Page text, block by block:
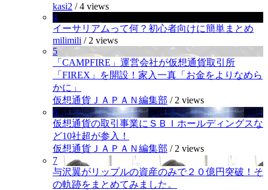
kasi2 /4 views
4
イーサリアムって何？初心者向けに簡単まとめ
milimili / 2 views
5
「CAMPFIRE」運営会社が仮想通貨取引所
「FIREX」を開設！家入一真「お金をよりなめら
かに」
仮想通貨ＪＡＰＡＮ編集部 / 2 views
6
仮想通貨の取引事業にＳＢＩホールディングスな
ど10社超が参入！
仮想通貨ＪＡＰＡＮ編集部 / 2 views
7
与沢翼がリップルの資産のみで２０億円突破！そ
の軌跡をまとめてみました。